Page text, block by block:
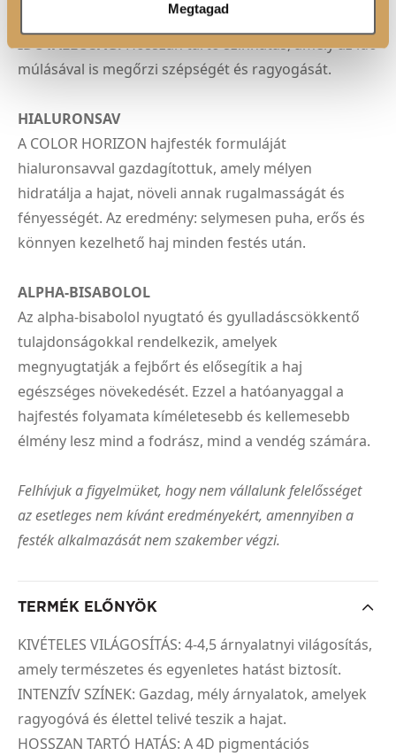
Megtagad
hosszú ideig megőrzik intenzitásukat.
IDŐTÁLLÓSÁG:Hosszan tartó színhatás, amely az idő
múlásával is megőrzi szépségét és ragyogását.
HIALURONSAV
A COLOR HORIZON hajfesték formuláját
hialuronsavval gazdagítottuk, amely mélyen
hidratálja a hajat, növeli annak rugalmasságát és
fényességét. Az eredmény: selymesen puha, erős és
könnyen kezelhető haj minden festés után.
ALPHA-BISABOLOL
Az alpha-bisabolol nyugtató és gyulladáscsökkentő
tulajdonságokkal rendelkezik, amelyek
megnyugtatják a fejbőrt és elősegítik a haj
egészséges növekedését. Ezzel a hatóanyaggal a
hajfestés folyamata kíméletesebb és kellemesebb
élmény lesz mind a fodrász, mind a vendég számára.
Felhívjuk a figyelmüket, hogy nem vállalunk felelősséget
az esetleges nem kívánt eredményekért, amennyiben a
festék alkalmazását nem szakember végzi.
TERMÉK ELŐNYÖK
KIVÉTELES VILÁGOSÍTÁS: 4-4,5 árnyalatnyi világosítás,
amely természetes és egyenletes hatást biztosít.
INTENZÍV SZÍNEK: Gazdag, mély árnyalatok, amelyek
ragyogóvá és élettel telivé teszik a hajat.
HOSSZAN TARTÓ HATÁS: A 4D pigmentációs